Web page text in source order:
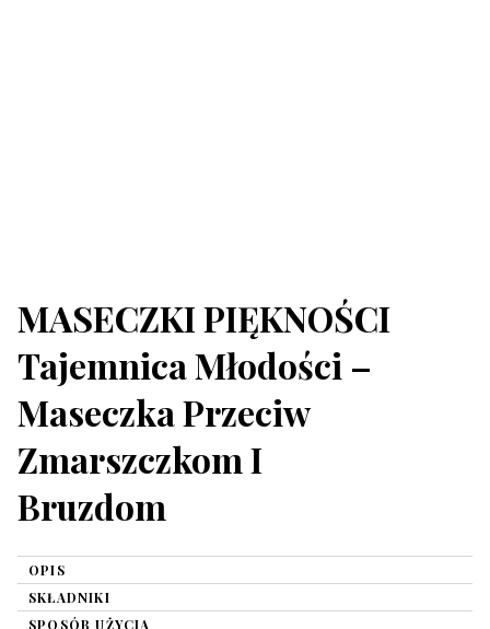
MASECZKI PIĘKNOŚCI
Tajemnica Młodości –
Maseczka Przeciw
Zmarszczkom I
Bruzdom
OPIS
SKŁADNIKI
SPOSÓB UŻYCIA